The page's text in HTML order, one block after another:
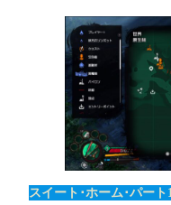
スイート･ホーム･パート